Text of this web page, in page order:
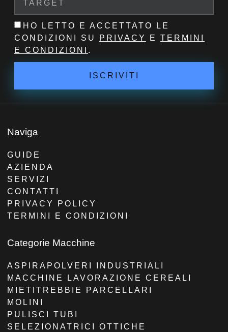
HO LETTO E ACCETTATO LE
CONDIZIONI SU
PRIVACY E TERMINI
E CONDIZIONI .
ISCRIVITI
Naviga
GUIDE
AZIENDA
SERVIZI
CONTATTI
PRIVACY POLICY
TERMINI E CONDIZIONI
Categorie Macchine
ASPIRAPOLVERI INDUSTRIALI
MACCHINE LAVORAZIONE CEREALI
MIETITREBBIE PARCELLARI
MOLINI
PULISCI TUBI
SELEZIONATRICI OTTICHE